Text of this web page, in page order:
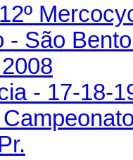
- São
- 17-18-